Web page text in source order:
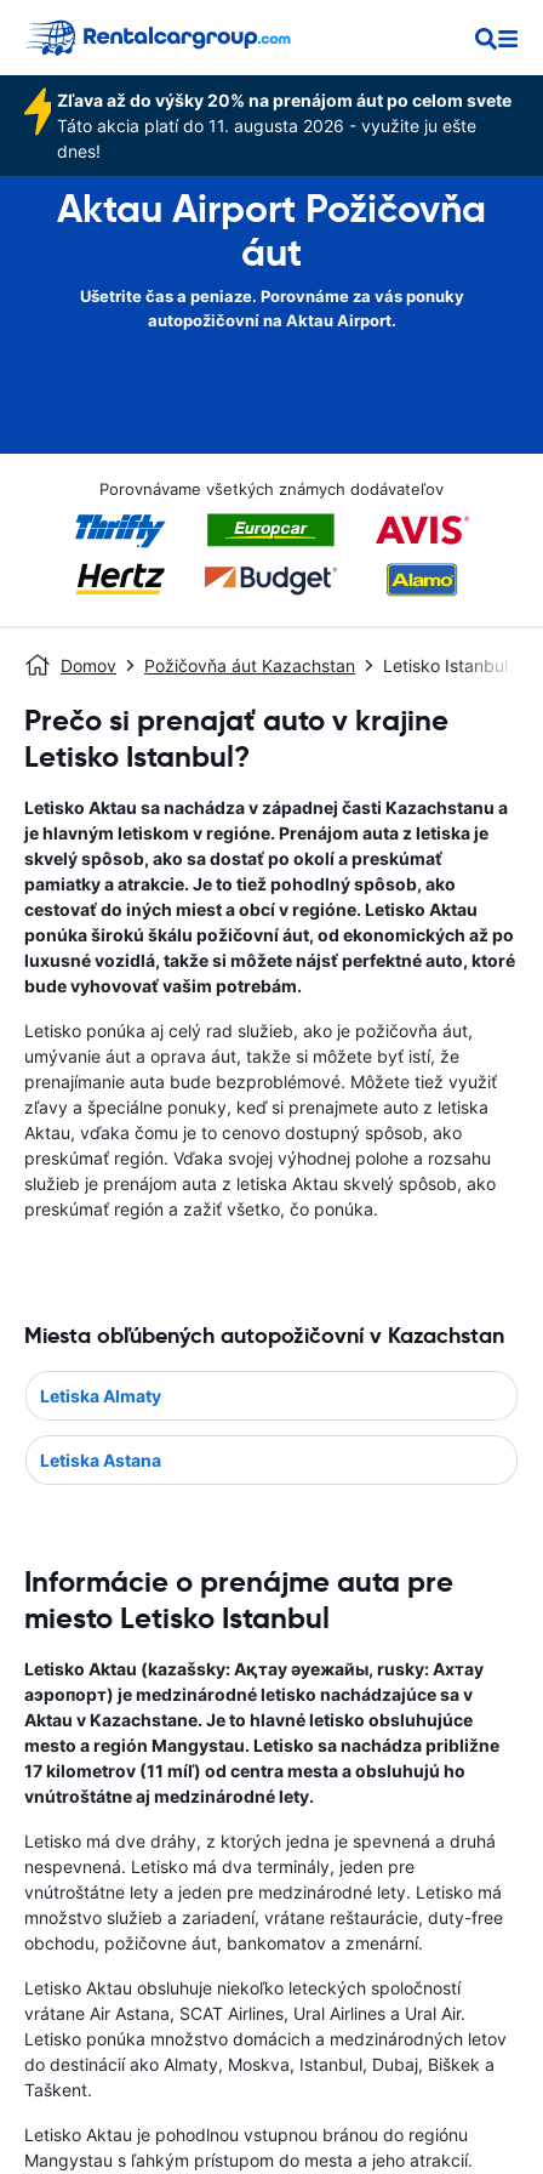
Zľava až do výšky 20% na prenájom áut po celom svete
Táto akcia platí do 11. augusta 2026 - využite ju ešte
dnes!
Aktau Airport Požičovňa
áut
Ušetrite čas a peniaze. Porovnáme za vás ponuky
autopožičovní na Aktau Airport.
Porovnávame všetkých známych dodávateľov
Domov Požičovňa áut Kazachstan Letisko Istanbul
Prečo si prenajať auto v krajine
Letisko Istanbul?
Letisko Aktau sa nachádza v západnej časti Kazachstanu a
je hlavným letiskom v regióne. Prenájom auta z letiska je
skvelý spôsob, ako sa dostať po okolí a preskúmať
pamiatky a atrakcie. Je to tiež pohodlný spôsob, ako
cestovať do iných miest a obcí v regióne. Letisko Aktau
ponúka širokú škálu požičovní áut, od ekonomických až po
luxusné vozidlá, takže si môžete nájsť perfektné auto, ktoré
bude vyhovovať vašim potrebám.
Letisko ponúka aj celý rad služieb, ako je požičovňa áut,
umývanie áut a oprava áut, takže si môžete byť istí, že
prenajímanie auta bude bezproblémové. Môžete tiež využiť
zľavy a špeciálne ponuky, keď si prenajmete auto z letiska
Aktau, vďaka čomu je to cenovo dostupný spôsob, ako
preskúmať región. Vďaka svojej výhodnej polohe a rozsahu
služieb je prenájom auta z letiska Aktau skvelý spôsob, ako
preskúmať región a zažiť všetko, čo ponúka.
Miesta obľúbených autopožičovní v Kazachstan
Letiska Almaty
Letiska Astana
Informácie o prenájme auta pre
miesto Letisko Istanbul
Letisko Aktau (kazašsky: Ақтау әуежайы, rusky: Ахтау
аэропорт) je medzinárodné letisko nachádzajúce sa v
Aktau v Kazachstane. Je to hlavné letisko obsluhujúce
mesto a región Mangystau. Letisko sa nachádza približne
17 kilometrov (11 míľ) od centra mesta a obsluhujú ho
vnútroštátne aj medzinárodné lety.
Letisko má dve dráhy, z ktorých jedna je spevnená a druhá
nespevnená. Letisko má dva terminály, jeden pre
vnútroštátne lety a jeden pre medzinárodné lety. Letisko má
množstvo služieb a zariadení, vrátane reštaurácie, duty-free
obchodu, požičovne áut, bankomatov a zmenární.
Letisko Aktau obsluhuje niekoľko leteckých spoločností
vrátane Air Astana, SCAT Airlines, Ural Airlines a Ural Air.
Letisko ponúka množstvo domácich a medzinárodných letov
do destinácií ako Almaty, Moskva, Istanbul, Dubaj, Biškek a
Taškent.
Letisko Aktau je pohodlnou vstupnou bránou do regiónu
Mangystau s ľahkým prístupom do mesta a jeho atrakcií.